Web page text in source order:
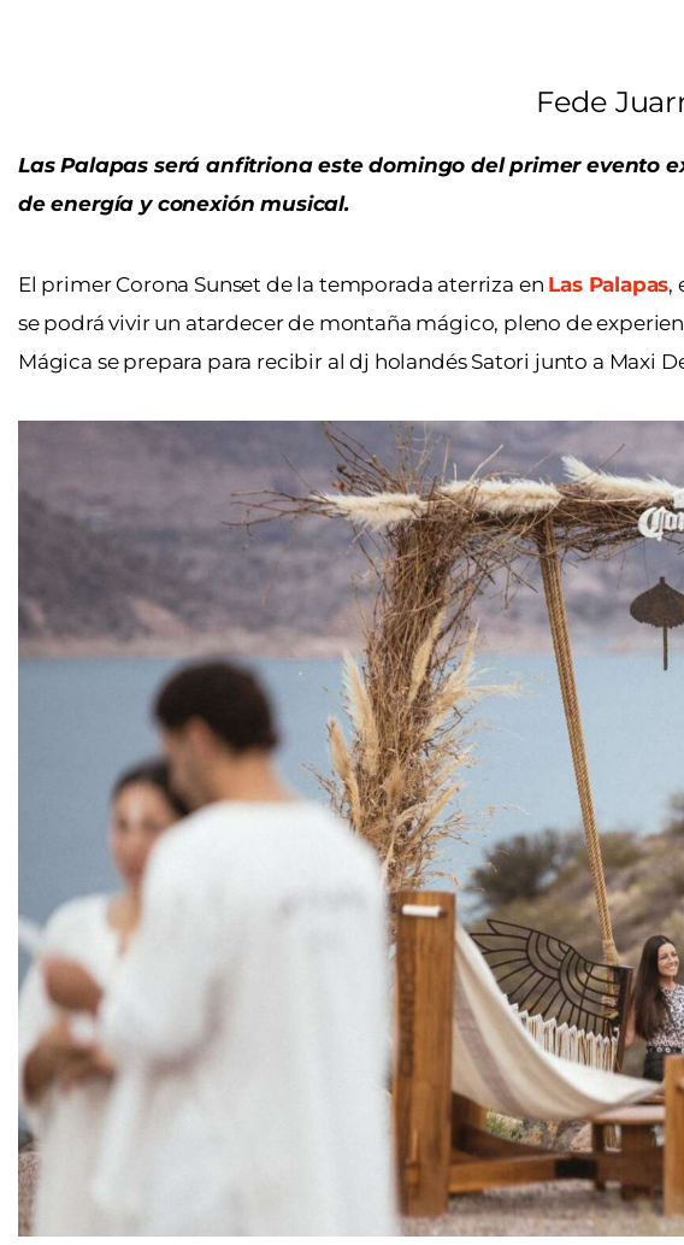
Fede
Las Palapas será anfitriona este domingo del primer evento
de energía y conexión musical.
El primer Corona Sunset de la temporada aterriza en Las Palapas,
se podrá vivir un atardecer de montaña mágico, pleno de
Mágica se prepara para recibir al dj holandés Satori junto a Maxi